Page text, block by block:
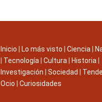
Inicio Lo más visto Ciencia
Tecnología Cultura Historia
Investigación
Sociedad
Ocio
Curiosidades